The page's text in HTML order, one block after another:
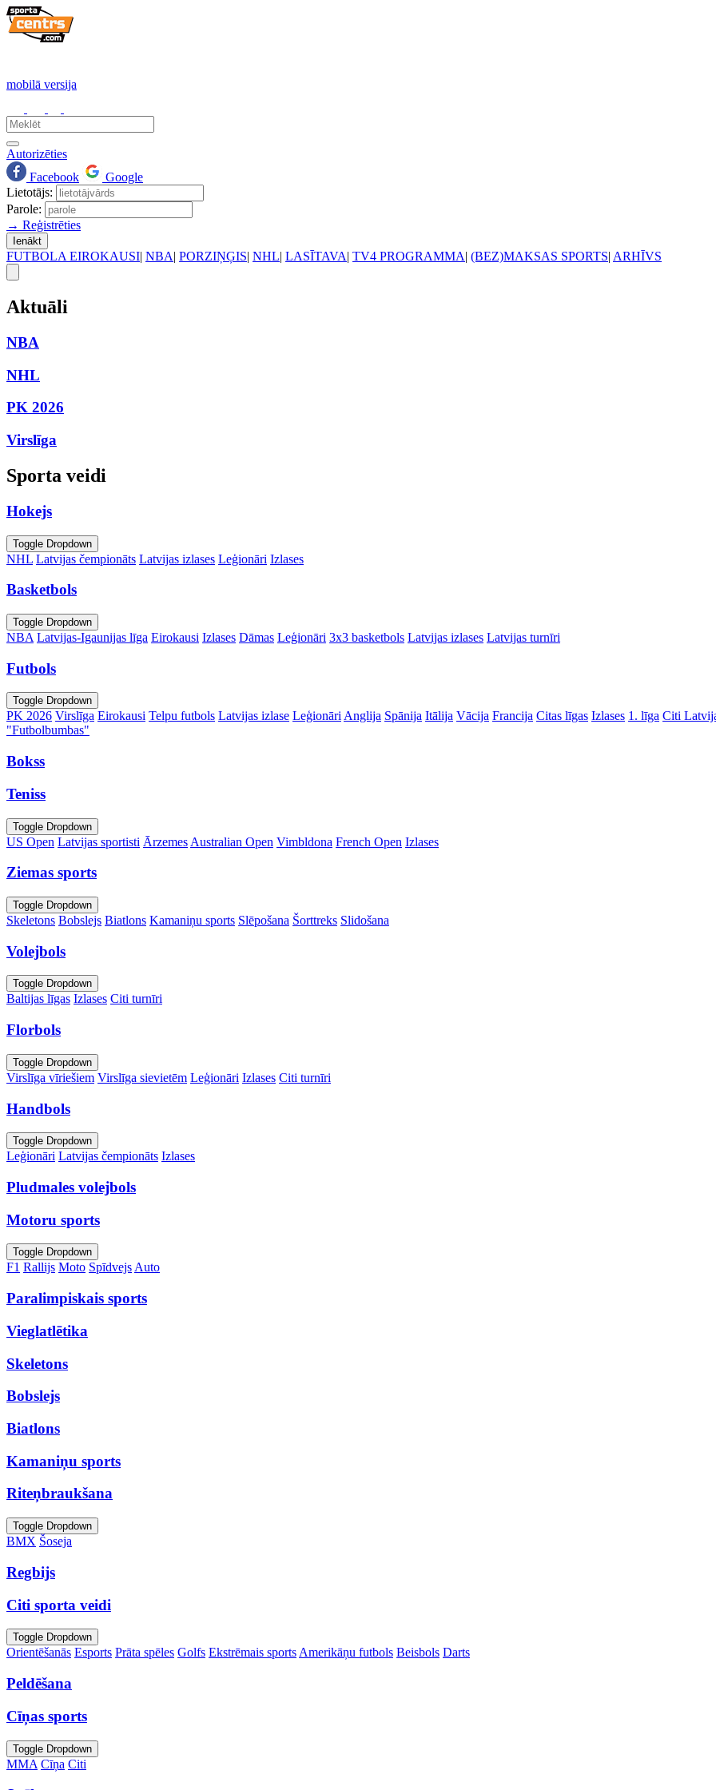
mobilā versija
Autorizēties
Facebook
Google
Lietotājs:
Parole:
→ Reģistrēties
Ienākt
FUTBOLA EIROKAUSI| NBA| PORZIŅĢIS| NHL| LASĪTAVA| TV4 PROGRAMMA| (BEZ)MAKSAS SPORTS| ARHĪVS
Aktuāli
NBA
NHL
PK 2026
Virslīga
Sporta veidi
Hokejs
Toggle Dropdown
NHL Latvijas čempionāts Latvijas izlases Leģionāri Izlases
Basketbols
Toggle Dropdown
NBA Latvijas-Igaunijas līga Eirokausi Izlases Dāmas Leģionāri 3x3 basketbols Latvijas izlases Latvijas turnīri
Futbols
Toggle Dropdown
PK 2026 Virslīga Eirokausi Telpu futbols Latvijas izlase Leģionāri Anglija Spānija Itālija Vācija Francija Citas līgas Izlases 1. līga Citi
"Futbolbumbas"
Bokss
Teniss
Toggle Dropdown
US Open Latvijas sportisti Ārzemes Australian Open Vimbldona French Open Izlases
Ziemas sports
Toggle Dropdown
Skeletons Bobslejs Biatlons Kamaniņu sports Slēpošana Šorttreks Slidošana
Volejbols
Toggle Dropdown
Baltijas līgas Izlases Citi turnīri
Florbols
Toggle Dropdown
Virslīga vīriešiem Virslīga sievietēm Leģionāri Izlases Citi turnīri
Handbols
Toggle Dropdown
Leģionāri Latvijas čempionāts Izlases
Pludmales volejbols
Motoru sports
Toggle Dropdown
F1 Rallijs Moto SpīdvejsAuto
Paralimpiskais sports
Vieglatlētika
Skeletons
Bobslejs
Biatlons
Kamaniņu sports
Riteņbraukšana
Toggle Dropdown
BMX Šoseja
Regbijs
Citi sporta veidi
Toggle Dropdown
Orientēšanās Esports Prāta spēles Golfs Ekstrēmais sports Amerikāņu futbols Beisbols Darts
Peldēšana
Cīņas sports
Toggle Dropdown
MMA Cīņa Citi